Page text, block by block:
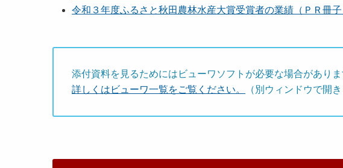
令和３年度ふるさと秋田農林水産大賞受賞者の業績（ＰＲ冊
添付資料を見るためにはビューワソフトが必要な場合がありま
詳しくはビューワ一覧をご覧ください。
（別ウィンドウで開き